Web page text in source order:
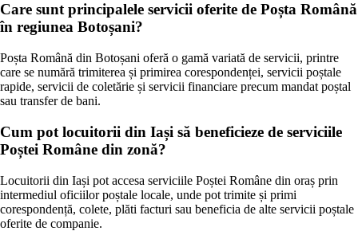
Care sunt principalele servicii oferite de Poșta Română
în regiunea Botoșani?
Poșta Română din Botoșani oferă o gamă variată de servicii, printre
care se numără trimiterea și primirea corespondenței, servicii poștale
rapide, servicii de coletărie și servicii financiare precum mandat poștal
sau transfer de bani.
Cum pot locuitorii din Iași să beneficieze de serviciile
Poștei Române din zonă?
Locuitorii din Iași pot accesa serviciile Poștei Române din oraș prin
intermediul oficiilor poștale locale, unde pot trimite și primi
corespondență, colete, plăti facturi sau beneficia de alte servicii poștale
oferite de companie.